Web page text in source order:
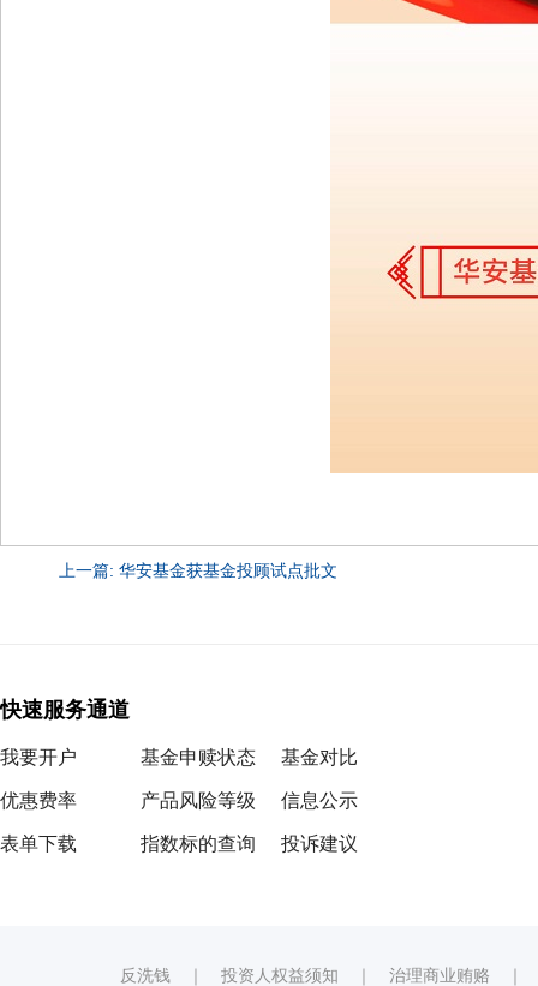
上一篇: 华安基金获基金投顾试点批文
快速服务通道
我要开户
优惠费率
表单下载
基金申赎状态
产品风险等级
指数标的查询
基金对比
信息公示
投诉建议
反洗钱 ｜ 投资人权益须知 ｜ 治理商业贿赂